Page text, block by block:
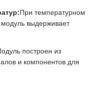
При температурном
выдерживает
построен из
и компонентов для